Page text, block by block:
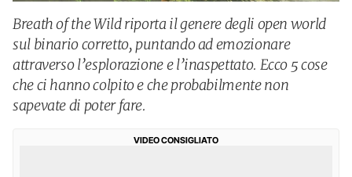
Breath of the Wild riporta il genere degli open world
sul binario corretto, puntando ad emozionare
attraverso l’esplorazione e l’inaspettato. Ecco 5 cose
che ci hanno colpito e che probabilmente non
sapevate di poter fare.
VIDEO CONSIGLIATO